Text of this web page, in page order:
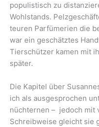
populistisch zu
Wohlstands.
teuren Parfümerien die
war ein geschätztes
Tierschützer kamen mit
später.
Die Kapitel über
ich als ausgesprochen
nüchternen – jedoch mit
Schreibweise gleicht sie